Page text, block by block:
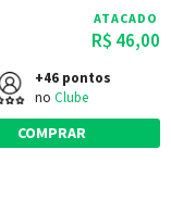
ATACADO
R$ 46,00
+46 pontos
no Clube
COMPRAR